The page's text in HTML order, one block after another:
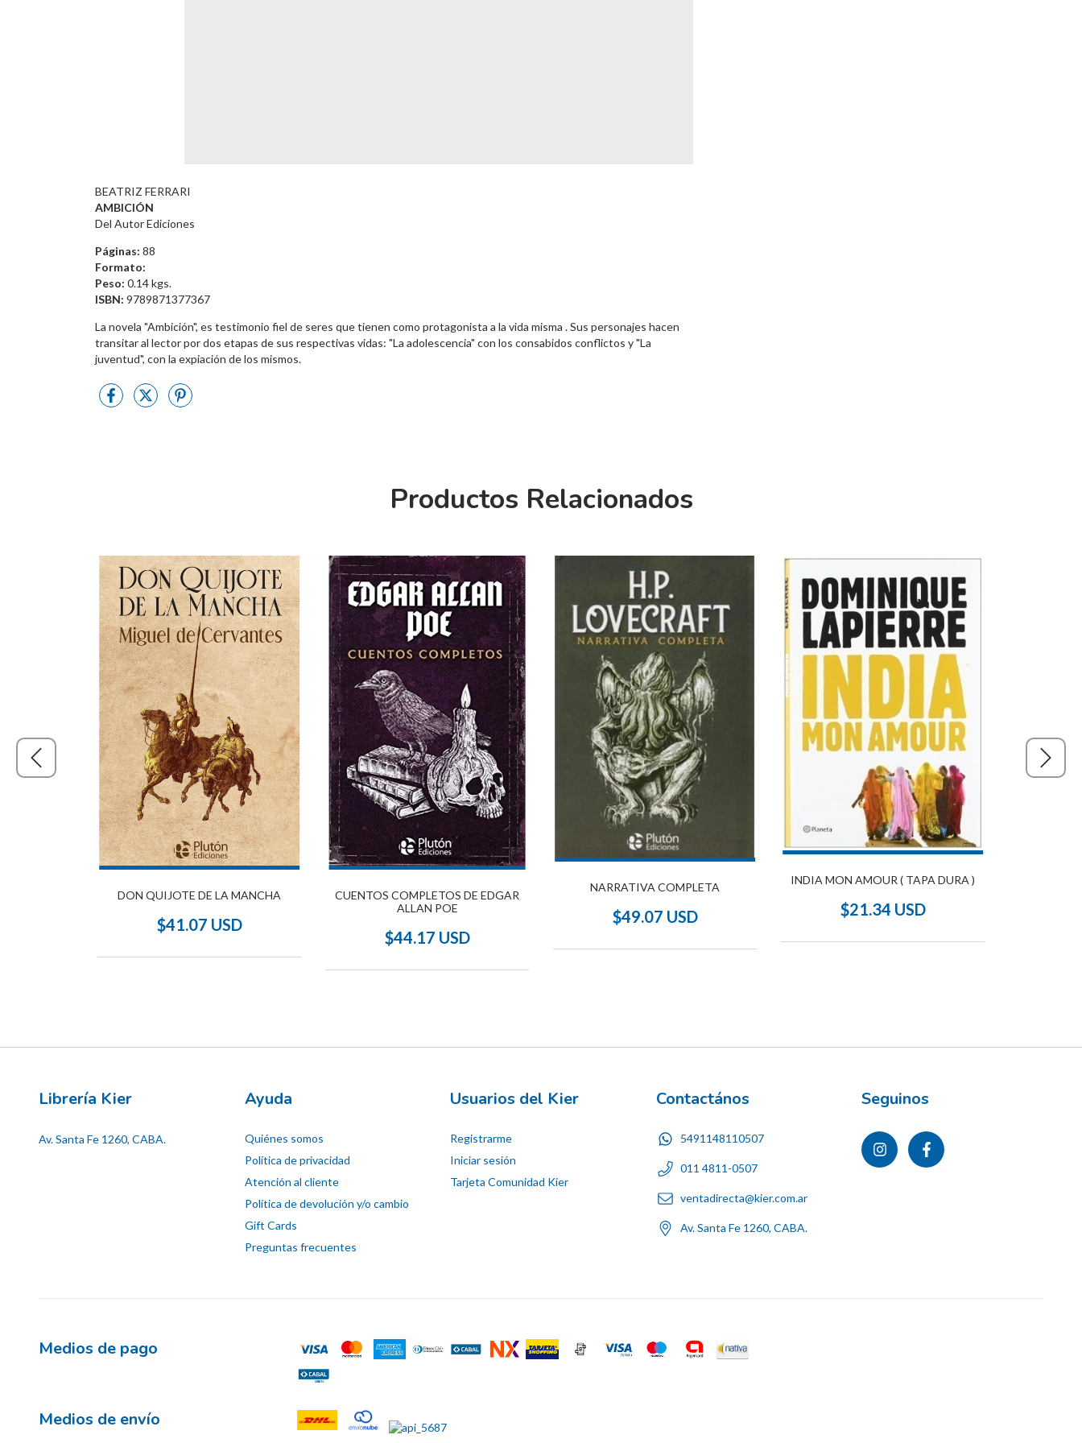
BEATRIZ FERRARI
AMBICIÓN
Del Autor Ediciones
Páginas: 88
Formato:
Peso: 0.14 kgs.
ISBN: 9789871377367
La novela "Ambición", es testimonio fiel de seres que tienen como protagonista a la vida misma . Sus personajes hacen
transitar al lector por dos etapas de sus respectivas vidas: "La adolescencia" con los consabidos conflictos y "La
juventud", con la expiación de los mismos.
Productos Relacionados
DON QUIJOTE DE LA MANCHA
$41.07 USD
CUENTOS COMPLETOS DE EDGAR
ALLAN POE
$44.17 USD
NARRATIVA COMPLETA
$49.07 USD
INDIA MON AMOUR ( TAPA DURA )
$21.34 USD
Librería Kier
Av. Santa Fe 1260, CABA.
Ayuda
Quiénes somos
Política de privacidad
Atención al cliente
Política de devolución y/o cambio
Gift Cards
Preguntas frecuentes
Usuarios del Kier
Registrarme
Iniciar sesión
Tarjeta Comunidad Kier
Contactános
5491148110507
011 4811-0507
ventadirecta@kier.com.ar
Av. Santa Fe 1260, CABA.
Seguinos
Medios de pago
Medios de envío